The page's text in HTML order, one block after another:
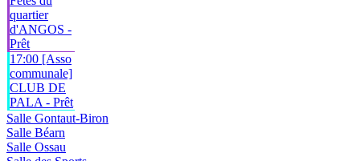
quartier
d'ANGOS -
Prêt
17:00 [Asso
communale]
CLUB DE
PALA - Prêt
Salle Gontaut-Biron
Salle Béarn
Salle Ossau